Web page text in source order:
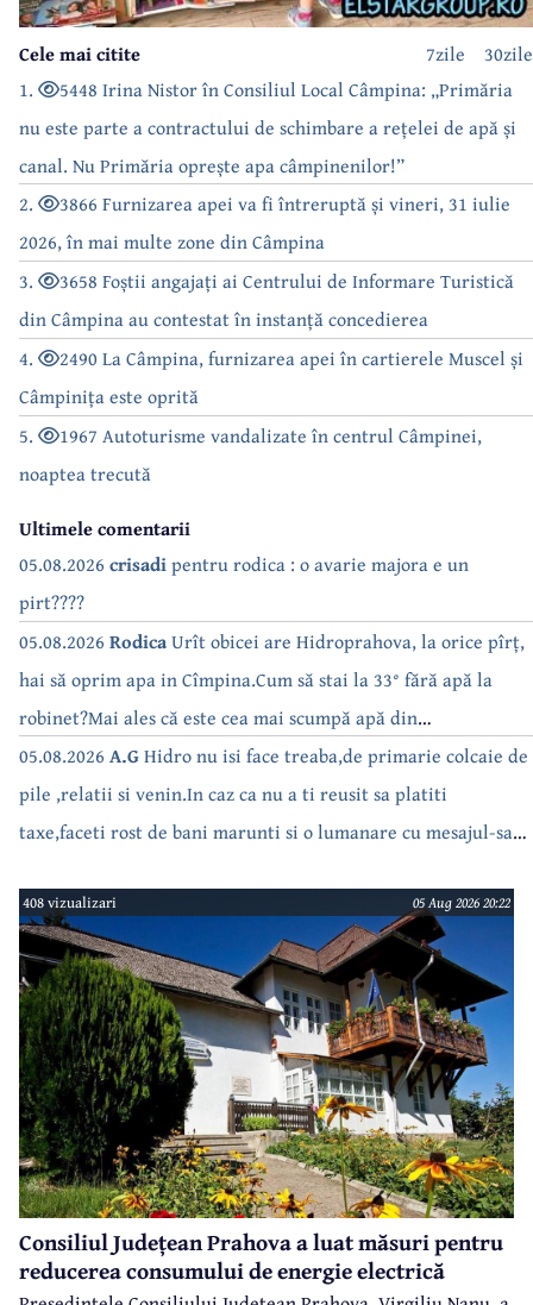
30zile
7zile
Cele mai citite
1.
5448 Irina Nistor în Consiliul Local Câmpina: „Primăria
nu este parte a contractului de schimbare a rețelei de apă și
canal. Nu Primăria oprește apa câmpinenilor!”
2.
3866 Furnizarea apei va fi întreruptă și vineri, 31 iulie
2026, în mai multe zone din Câmpina
3.
3658 Foștii angajați ai Centrului de Informare Turistică
din Câmpina au contestat în instanță concedierea
4.
2490 La Câmpina, furnizarea apei în cartierele Muscel și
Câmpinița este oprită
5.
1967 Autoturisme vandalizate în centrul Câmpinei,
noaptea trecută
Ultimele comentarii
05.08.2026 crisadipentru rodica : o avarie majora e un
pirt????
05.08.2026 RodicaUrît obicei are Hidroprahova, la orice pîrț,
hai să oprim apa in Cîmpina.Cum să stai la 33° fără apă la
robinet?Mai ales că este cea mai scumpă apă din
Romînua.RUȘINE!
05.08.2026 A.GHidro nu isi face treaba,de primarie colcaie de
pile ,relatii si venin.In caz ca nu a ti reusit sa platiti
taxe,faceti rost de bani marunti si o lumanare cu mesajul-sa
in judecata..Isi bat joc pe nervii vostrii.Are Nanu curaj si
primarita daca pana in iarna e cu repetare cu Hidro sa plece
acasa cu totii.
408 vizualizari 05 Aug 2026 20:22
Consiliul Județean Prahova a luat măsuri pentru
reducerea consumului de energie electrică